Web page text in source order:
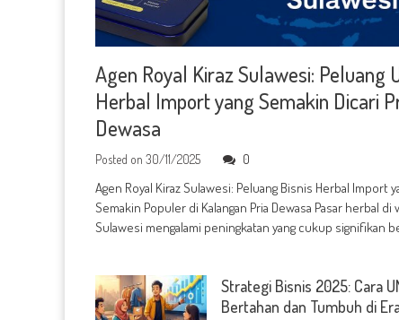
Agen Royal Kiraz Sulawesi: Peluang
Herbal Import yang Semakin Dicari
Dewasa
Posted on30/11/2025 0
Agen Royal Kiraz Sulawesi: Peluang Bisnis Herbal Import
Semakin Populer di Kalangan Pria Dewasa Pasar herbal di
Sulawesi mengalami peningkatan yang cukup signifikan
Strategi Bisnis 2025: Cara
Bertahan dan Tumbuh di